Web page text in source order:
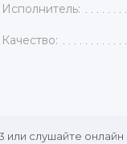
Исполнитель:
Качество:
или слушайте